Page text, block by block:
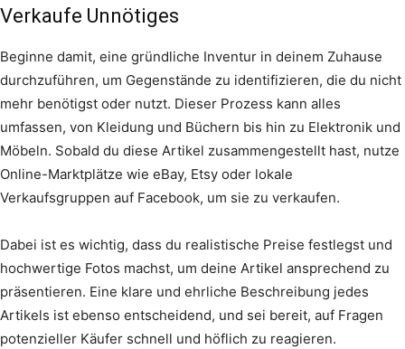
Verkaufe Unnötiges
Beginne damit, eine gründliche Inventur in deinem Zuhause
durchzuführen, um Gegenstände zu identifizieren, die du nicht
mehr benötigst oder nutzt. Dieser Prozess kann alles
umfassen, von Kleidung und Büchern bis hin zu Elektronik und
Möbeln. Sobald du diese Artikel zusammengestellt hast, nutze
Online-Marktplätze wie eBay, Etsy oder lokale
Verkaufsgruppen auf Facebook, um sie zu verkaufen.
Dabei ist es wichtig, dass du realistische Preise festlegst und
hochwertige Fotos machst, um deine Artikel ansprechend zu
präsentieren. Eine klare und ehrliche Beschreibung jedes
Artikels ist ebenso entscheidend, und sei bereit, auf Fragen
potenzieller Käufer schnell und höflich zu reagieren.